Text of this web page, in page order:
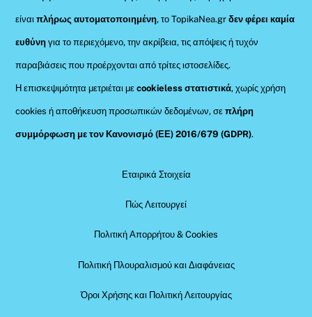
είναιπλήρως αυτοματοποιημένη, το TopikaNea.grδεν φέρει καμία
ευθύνη για το περιεχόμενο, την ακρίβεια, τις απόψεις ή τυχόν
παραβιάσεις που προέρχονται από τρίτες ιστοσελίδες.
Η επισκεψιμότητα μετριέται μεcookieless στατιστικά, χωρίς χρήση
cookies ή αποθήκευση προσωπικών δεδομένων, σεπλήρη
συμμόρφωση με τον Κανονισμό (ΕΕ) 2016/679 (GDPR).
Εταιρικά Στοιχεία
Πώς Λειτουργεί
Πολιτική Απορρήτου & Cookies
Πολιτική Πλουραλισμού και Διαφάνειας
Όροι Χρήσης και Πολιτική Λειτουργίας